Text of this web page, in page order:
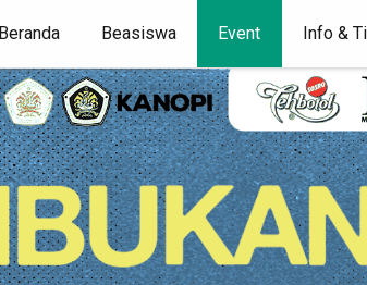
Beranda(current)Beasiswa Event Info &